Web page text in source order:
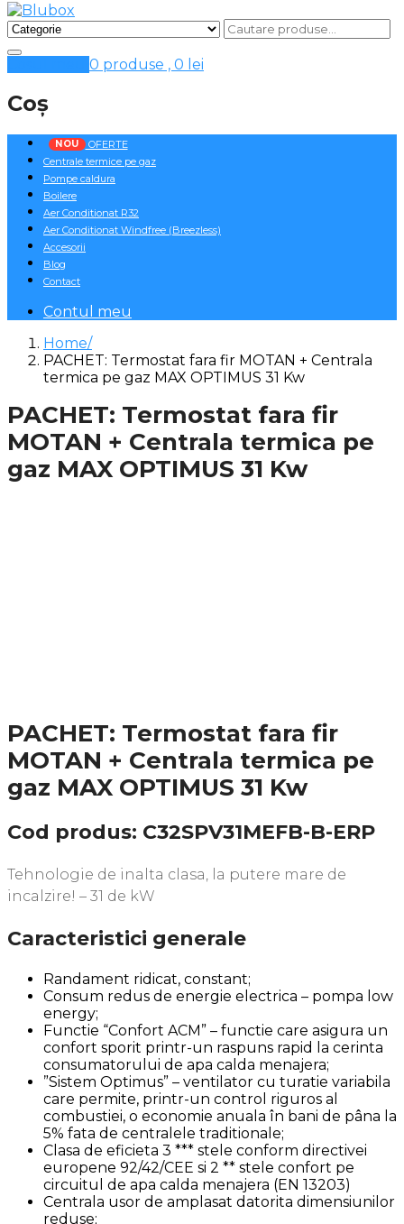
0 produse , 0 lei
Coș
NOU OFERTE
Centrale termice pe gaz
Pompe caldura
Boilere
Aer Conditionat R32
Aer Conditionat Windfree (Breezless)
Accesorii
Blog
Contact
Contul meu
Home
PACHET: Termostat fara fir MOTAN + Centrala
termica pe gaz MAX OPTIMUS 31 Kw
PACHET: Termostat fara fir
MOTAN + Centrala termica pe
gaz MAX OPTIMUS 31 Kw
PACHET: Termostat fara fir
MOTAN + Centrala termica pe
gaz MAX OPTIMUS 31 Kw
Cod produs: C32SPV31MEFB-B-ERP
Tehnologie de inalta clasa, la putere mare de
incalzire! – 31 de kW
Caracteristici generale
Randament ridicat, constant;
Consum redus de energie electrica – pompa low
energy;
Functie “Confort ACM” – functie care asigura un
confort sporit printr-un raspuns rapid la cerinta
consumatorului de apa calda menajera;
”Sistem Optimus” – ventilator cu turatie variabila
care permite, printr-un control riguros al
combustiei, o economie anuala în bani de pâna la
5% fata de centralele traditionale;
Clasa de eficieta 3 *** stele conform directivei
europene 92/42/CEE si 2 ** stele confort pe
circuitul de apa calda menajera (EN 13203)
Centrala usor de amplasat datorita dimensiunilor
reduse;